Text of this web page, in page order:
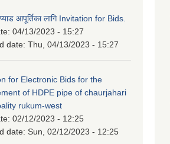
आपूर्तिका लागि Invitation for Bids.
04/13/2023 - 15:27
date: Thu, 04/13/2023 - 15:27
for Electronic Bids for the
of HDPE pipe of chaurjahari
rukum-west
02/12/2023 - 12:25
date: Sun, 02/12/2023 - 12:25